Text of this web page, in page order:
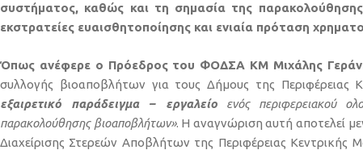
συστήματος, καθώς και τη σημασία της
εκστρατείες ευαισθητοποίησης και ενιαία πρόταση
Όπως ανέφερε ο Πρόεδρος του ΦΟΔΣΑ ΚΜ Μιχάλης
συλλογής βιοαποβλήτων για τους Δήμους της Περιφέρειας
εξαιρετικό παράδειγμα – εργαλείοενός περιφερειακού
παρακολούθησης βιοαποβλήτων». Η αναγνώριση αυτή αποτελεί
Διαχείρισης Στερεών Αποβλήτων της Περιφέρειας Κεντρικής